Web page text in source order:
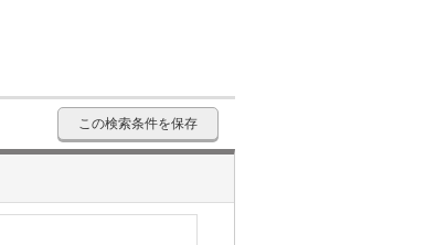
この検索条件を保存